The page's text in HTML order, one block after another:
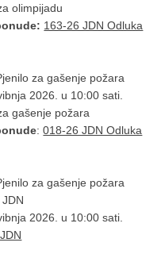
olimpijadu
163-26 JDN Odluka
za gašenje požara
2026. u 10:00 sati.
gašenje požara
:018-26 JDN Odluka
za gašenje požara
2026. u 10:00 sati.